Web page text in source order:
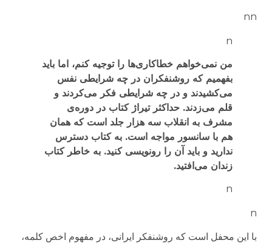
nn
n
من نمی‌خواهم خطاکاری‌ها را توجیه‌ کنم، اما باید
بفهمیم که روشنفکران در چه شرایطی نفس
می‌کشیدند و در چه شرایطی فکر می‌کردند و
قلم می‌زدند. حداکثر تیراژ کتاب در دوره‌ی
مشرف به انقلاب سه هزار جلد است که همان
هم با سانسور مواجه است. به کتاب دسترس
ندارید و باید آن را رونویسی کنید. به خاطر کتاب
زندان می‌افتید.
n
n
با این محفل است که روشنفکر ایرانی، در مفهوم اخص کلمه،